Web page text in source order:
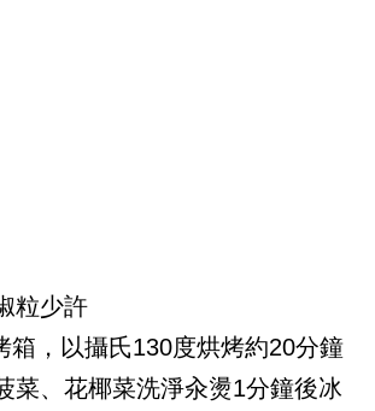
粒少許
箱，以攝氏130度烘烤約20分鐘
菜、花椰菜洗淨汆燙1分鐘後冰